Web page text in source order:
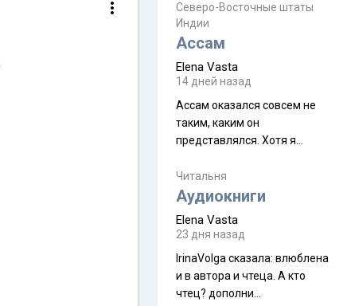
аккаунты
Северо-Восточные штаты
Индии
Ассам
Elena Vasta
14 дней назад
Ассам оказался совсем не
таким, каким он
представлялся. Хотя я
краешек, но все же схватила
ауру штата, как-то он меня
природа, мягкие
такая как бы переходная
ступень между привычной
нам Индией и остальными
Читальня
Аудиокниги
Elena Vasta
23 дня назад
IrinaVolga сказалa: влюблена
и в автора и чтеца. А кто
чтец? дополни